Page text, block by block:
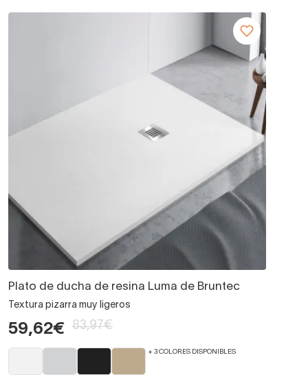
Plato de ducha de resina Luma de Bruntec
Textura pizarra muy ligeros
59,62€ 83,97€
+ 3 COLORES DISPONIBLES